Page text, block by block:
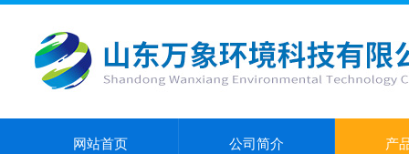
网站首页 公司简介 产